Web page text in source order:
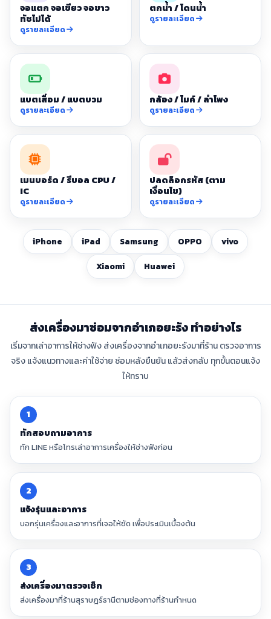
จอแตก จอเขียว จอขาว
ทัชไม่ได้
ดูรายละเอียด
ตกน้ำ / โดนน้ำ
ดูรายละเอียด
แบตเสื่อม / แบตบวม
ดูรายละเอียด
กล้อง / ไมค์ / ลำโพง
ดูรายละเอียด
เมนบอร์ด / รีบอล CPU /
IC
ดูรายละเอียด
ปลดล็อกรหัส (ตาม
เงื่อนไข)
ดูรายละเอียด
iPhone iPad Samsung OPPO vivo
Xiaomi Huawei
ส่งเครื่องมาซ่อมจากอำเภอยะรัง ทำอย่างไร
เริ่มจากเล่าอาการให้ช่างฟัง ส่งเครื่องจากอำเภอยะรังมาที่ร้าน ตรวจอาการ
จริง แจ้งแนวทางและค่าใช้จ่าย ซ่อมหลังยืนยัน แล้วส่งกลับ ทุกขั้นตอนแจ้ง
ให้ทราบ
1
ทักสอบถามอาการ
ทัก LINE หรือโทรเล่าอาการเครื่องให้ช่างฟังก่อน
2
แจ้งรุ่นและอาการ
บอกรุ่นเครื่องและอาการที่เจอให้ชัด เพื่อประเมินเบื้องต้น
3
ส่งเครื่องมาตรวจเช็ก
ส่งเครื่องมาที่ร้านสุราษฎร์ธานีตามช่องทางที่ร้านกำหนด